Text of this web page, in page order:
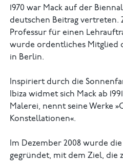
1970 war Mack auf der
deutschen Beitrag vertreten.
Professur für einen
wurde ordentliches Mitglied
in Berlin.
Inspiriert durch die
Ibiza widmet sich Mack ab
Malerei, nennt seine Werke
Konstellationen«.
Im Dezember 2008 wurde
gegründet, mit dem Ziel, die